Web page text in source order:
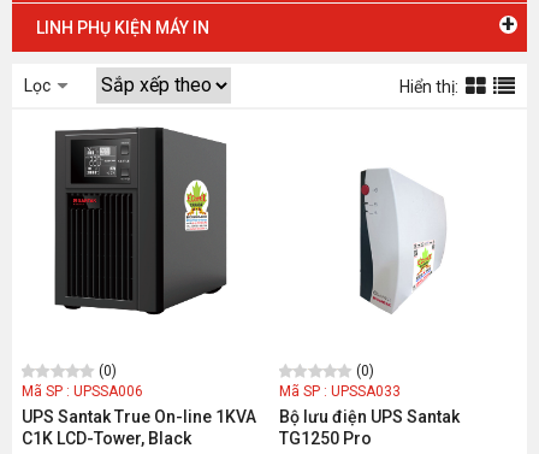
LINH PHỤ KIỆN MÁY IN +
Lọc Hiển thị:
(0)
Mã SP : UPSSA006
UPS Santak True On-line 1KVA
C1K LCD-Tower, Black
(0)
Mã SP : UPSSA033
Bộ lưu điện UPS Santak
TG1250 Pro